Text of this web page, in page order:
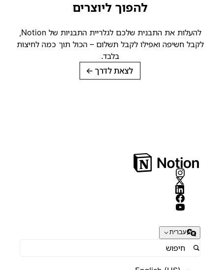
להפוך ליוצרים
להעלות את התבנית שלכם לגלריית התבניות של Notion,
לקבל חשיפה ואפילו לקבל תשלום – הכול תוך כמה לחיצות
בלבד.
לצאת לדרך→
עברית